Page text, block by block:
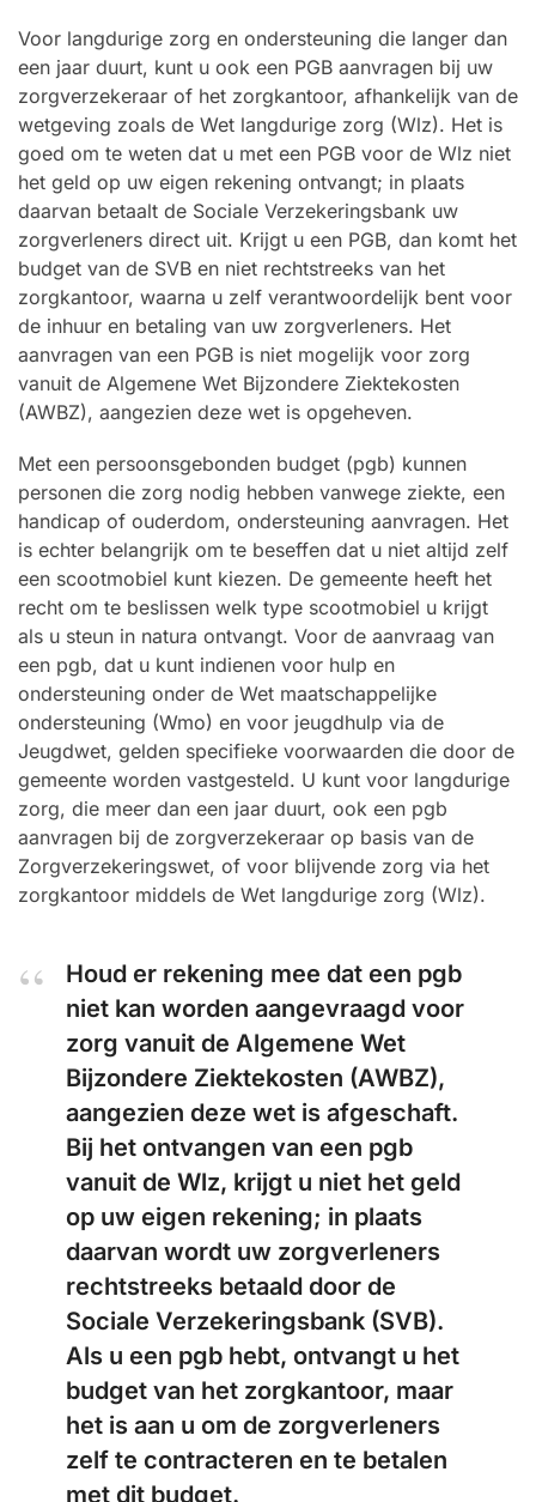
Voor langdurige zorg en ondersteuning die langer dan
een jaar duurt, kunt u ook een PGB aanvragen bij uw
zorgverzekeraar of het zorgkantoor, afhankelijk van de
wetgeving zoals de Wet langdurige zorg (Wlz). Het is
goed om te weten dat u met een PGB voor de Wlz niet
het geld op uw eigen rekening ontvangt; in plaats
daarvan betaalt de Sociale Verzekeringsbank uw
zorgverleners direct uit. Krijgt u een PGB, dan komt het
budget van de SVB en niet rechtstreeks van het
zorgkantoor, waarna u zelf verantwoordelijk bent voor
de inhuur en betaling van uw zorgverleners. Het
aanvragen van een PGB is niet mogelijk voor zorg
vanuit de Algemene Wet Bijzondere Ziektekosten
(AWBZ), aangezien deze wet is opgeheven.
Met een persoonsgebonden budget (pgb) kunnen
personen die zorg nodig hebben vanwege ziekte, een
handicap of ouderdom, ondersteuning aanvragen. Het
is echter belangrijk om te beseffen dat u niet altijd zelf
een scootmobiel kunt kiezen. De gemeente heeft het
recht om te beslissen welk type scootmobiel u krijgt
als u steun in natura ontvangt. Voor de aanvraag van
een pgb, dat u kunt indienen voor hulp en
ondersteuning onder de Wet maatschappelijke
ondersteuning (Wmo) en voor jeugdhulp via de
Jeugdwet, gelden specifieke voorwaarden die door de
gemeente worden vastgesteld. U kunt voor langdurige
zorg, die meer dan een jaar duurt, ook een pgb
aanvragen bij de zorgverzekeraar op basis van de
Zorgverzekeringswet, of voor blijvende zorg via het
zorgkantoor middels de Wet langdurige zorg (Wlz).
Houd er rekening mee dat een pgb
niet kan worden aangevraagd voor
zorg vanuit de Algemene Wet
Bijzondere Ziektekosten (AWBZ),
aangezien deze wet is afgeschaft.
Bij het ontvangen van een pgb
vanuit de Wlz, krijgt u niet het geld
op uw eigen rekening; in plaats
daarvan wordt uw zorgverleners
rechtstreeks betaald door de
Sociale Verzekeringsbank (SVB).
Als u een pgb hebt, ontvangt u het
budget van het zorgkantoor, maar
het is aan u om de zorgverleners
zelf te contracteren en te betalen
met dit budget.